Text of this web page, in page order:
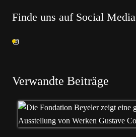
Finde uns auf Social Media
Verwandte Beiträge